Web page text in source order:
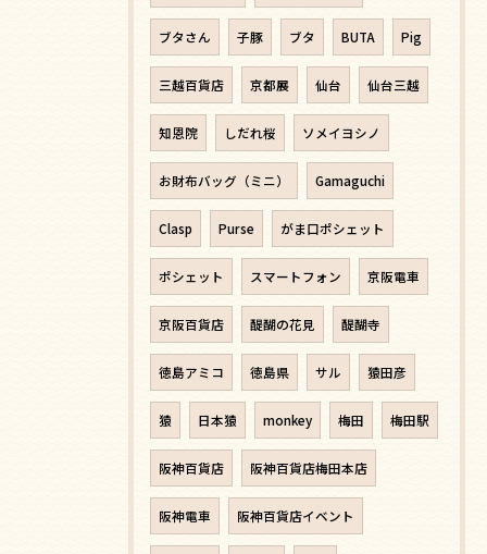
ブタさん 子豚 ブタ BUTA Pig
三越百貨店 京都展 仙台 仙台三越
知恩院 しだれ桜 ソメイヨシノ
お財布バッグ（ミニ） Gamaguchi
Clasp Purse がま口ポシェット
ポシェット スマートフォン 京阪電車
京阪百貨店 醍醐の花見 醍醐寺
徳島アミコ 徳島県 サル 猿田彦
猿 日本猿 monkey 梅田 梅田駅
阪神百貨店 阪神百貨店梅田本店
阪神電車 阪神百貨店イベント